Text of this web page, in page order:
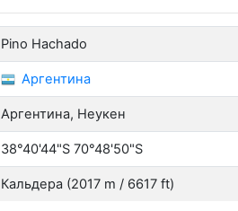
Pino Hachado
Аргентина
Аргентина, Неукен
38°40'44"S 70°48'50"S
Кальдера (2017 m / 6617 ft)